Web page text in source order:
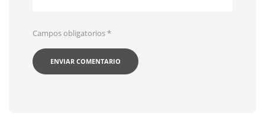
Campos obligatorios*